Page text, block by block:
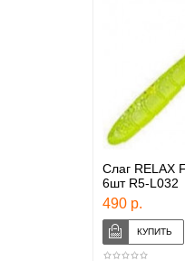
Слаг RELAX
6шт R5-L032
490 р.